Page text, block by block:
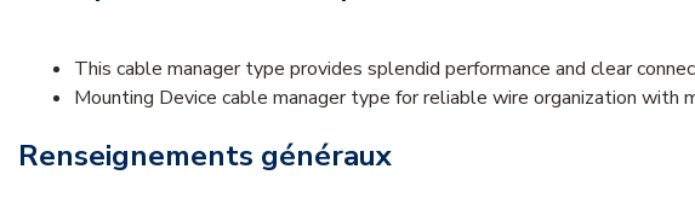
This cable manager type provides splendid performance and clear
Mounting Device cable manager type for reliable wire organization with
Renseignements généraux